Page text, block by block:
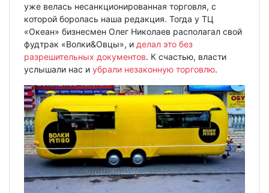
уже велась несанкционированная торговля, с
которой боролась наша редакция. Тогда у ТЦ
«Океан» бизнесмен Олег Николаев располагал свой
фудтрак «Волки&Овцы», и делал это без
разрешительных документов. К счастью, власти
услышали нас и убрали незаконную торговлю.